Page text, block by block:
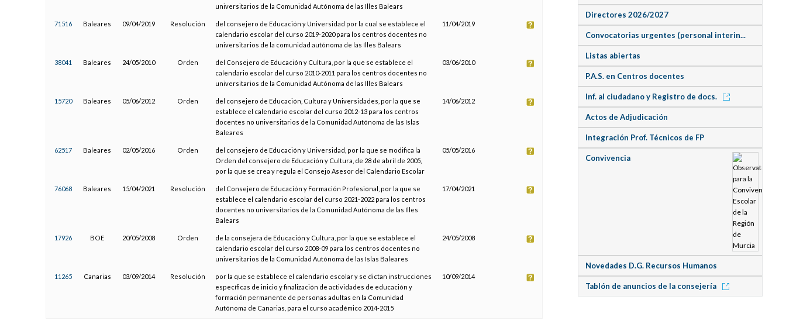
universitarios de la Comunidad Autónoma de las Illes Balears
71516 Baleares 09/04/2019 Resolución
del consejero de Educación y Universidad por la cual se establece el
calendario escolar del curso 2019-2020 para los centros docentes no
universitarios de la comunidad autónoma de las Illes Balears
11/04/2019
38041 Baleares 24/05/2010 Orden
del Consejero de Educación y Cultura, por la que se establece el
calendario escolar del curso 2010-2011 para los centros docentes no
universitarios de la Comunidad Autónoma de las Illes Balears
03/06/2010
15720 Baleares 05/06/2012 Orden
del consejero de Educación, Cultura y Universidades, por la que se
establece el calendario escolar del curso 2012-13 para los centros
docentes no universitarios de la Comunidad Autónoma de las Islas
Baleares
14/06/2012
62517 Baleares 02/05/2016 Orden
del consejero de Educación y Universidad, por la que se modifica la
Orden del consejero de Educación y Cultura, de 28 de abril de 2005,
por la que se crea y regula el Consejo Asesor del Calendario Escolar
05/05/2016
76068 Baleares 15/04/2021 Resolución
del Consejero de Educación y Formación Profesional, por la que se
establece el calendario escolar del curso 2021-2022 para los centros
docentes no universitarios de la Comunidad Autónoma de las Illes
Balears
17/04/2021
17926 BOE 20/05/2008 Orden
de la consejera de Educación y Cultura, por la que se establece el
calendario escolar del curso 2008-09 para los centros docentes no
universitarios de la Comunidad Autónoma de las Islas Baleares
24/05/2008
11265 Canarias 03/09/2014 Resolución
por la que se establece el calendario escolar y se dictan instrucciones
específicas de inicio y finalización de actividades de educación y
formación permanente de personas adultas en la Comunidad
Autónoma de Canarias, para el curso académico 2014-2015
10/09/2014
Directores 2026/2027
Convocatorias urgentes (personal interin...
Listas abiertas
P.A.S. en Centros docentes
Inf. al ciudadano y Registro de docs.
Actos de Adjudicación
Integración Prof. Técnicos de FP
Convivencia
Novedades D.G. Recursos Humanos
Tablón de anuncios de la consejería